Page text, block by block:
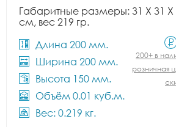
Габаритные размеры: 31 X 31 X
см, вес 219 гр.
Длина 200 мм.
Ширина 200 мм.
Высота 150 мм.
Объём 0.01 куб.м.
Вес: 0.219 кг.
200+ в
розничная